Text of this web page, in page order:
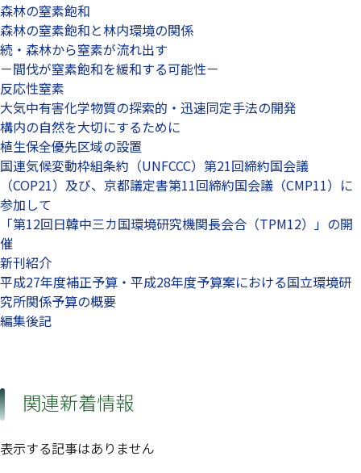
森林の窒素飽和
森林の窒素飽和と林内環境の関係
続・森林から窒素が流れ出す
－間伐が窒素飽和を緩和する可能性－
反応性窒素
大気中有害化学物質の探索的・迅速同定手法の開発
構内の自然を大切にするために
植生保全優先区域の設置
国連気候変動枠組条約（UNFCCC）第21回締約国会議
（COP21）及び、京都議定書第11回締約国会議（CMP11）に
参加して
「第12回日韓中三カ国環境研究機関長会合（TPM12）」の開
催
新刊紹介
平成27年度補正予算・平成28年度予算案における国立環境研
究所関係予算の概要
編集後記
関連新着情報
表示する記事はありません